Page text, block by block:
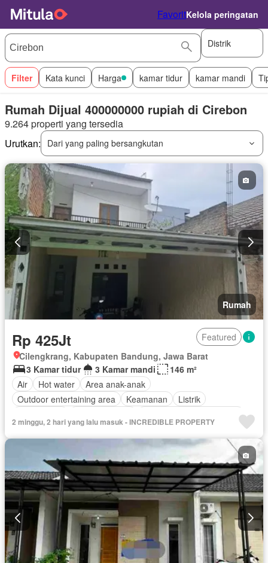
FavoritKelola peringatan
Distrik
Filter Kata kunci Harga kamar tidur kamar mandi
Rumah Dijual 400000000 rupiah di Cirebon
9.264 properti yang tersedia
Urutkan:
Dari yang paling bersangkutan
Rumah
Rp 425Jt
Featured
Cilengkrang, Kabupaten Bandung, Jawa Barat
3 Kamar tidur
3 Kamar mandi
146 m²
Air
Hot water
Area anak-anak
Outdoor entertaining area
Keamanan
Listrik
Taman
Garasi Panggang Tanpa perabotan
2 minggu, 2 hari yang lalu masuk - INCREDIBLE PROPERTY